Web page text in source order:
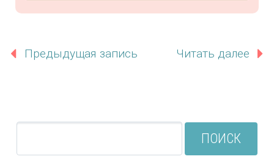
Предыдущая запись Читать далее
ПОИСК